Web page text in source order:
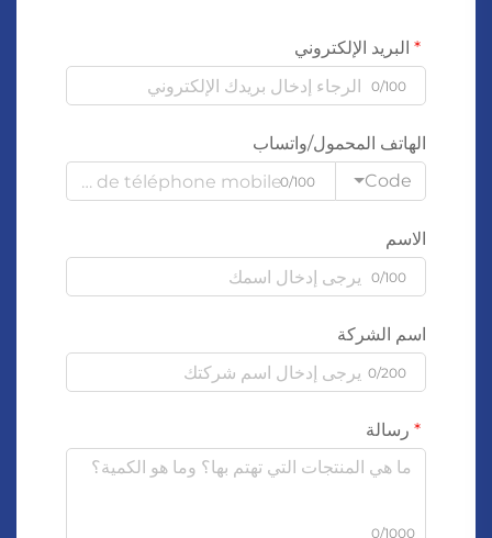
البريد الإلكتروني
0/100
الهاتف المحمول/واتساب
Code
0/100
الاسم
0/100
اسم الشركة
0/200
رسالة
0/1000